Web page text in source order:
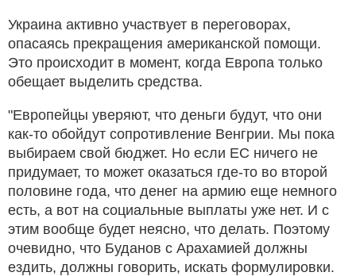
Украина активно участвует в переговорах,
опасаясь прекращения американской помощи.
Это происходит в момент, когда Европа только
обещает выделить средства.
"Европейцы уверяют, что деньги будут, что они
как-то обойдут сопротивление Венгрии. Мы пока
выбираем свой бюджет. Но если ЕС ничего не
придумает, то может оказаться где-то во второй
половине года, что денег на армию еще немного
есть, а вот на социальные выплаты уже нет. И с
этим вообще будет неясно, что делать. Поэтому
очевидно, что Буданов с Арахамией должны
ездить, должны говорить, искать формулировки.